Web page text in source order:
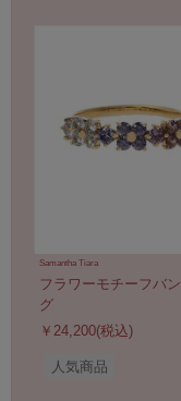
Samantha Tiara
フラワーモチーフバ
グ
￥24,200(税込)
人気商品